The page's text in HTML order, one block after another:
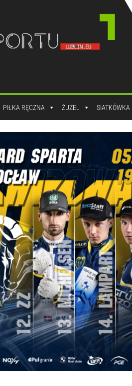
PIŁKA RĘCZNA ŻUŻEL SIATKÓWKA